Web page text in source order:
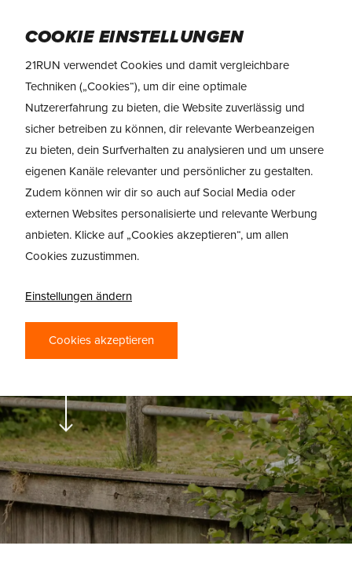
HOKA SKYWARD X
2
GO BIG. GO FAR.
Zum Herrenmodell
COOKIE EINSTELLUNGEN
21RUN verwendet Cookies und damit vergleichbare
Techniken („Cookies“), um dir eine optimale
Nutzererfahrung zu bieten, die Website zuverlässig und
sicher betreiben zu können, dir relevante Werbeanzeigen
zu bieten, dein Surfverhalten zu analysieren und um unsere
eigenen Kanäle relevanter und persönlicher zu gestalten.
Zudem können wir dir so auch auf Social Media oder
externen Websites personalisierte und relevante Werbung
anbieten. Klicke auf „Cookies akzeptieren“, um allen
Cookies zuzustimmen.
Einstellungen ändern
Cookies akzeptieren